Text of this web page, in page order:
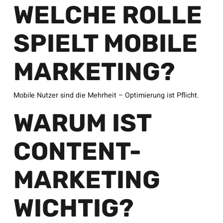
WELCHE ROLLE
SPIELT MOBILE
MARKETING?
Mobile Nutzer sind die Mehrheit – Optimierung ist Pflicht.
WARUM IST
CONTENT-
MARKETING
WICHTIG?